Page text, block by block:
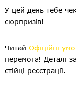
У цей день тебе
сюрпризів!
Читай Офіційні
перемога! Деталі
стійці реєстрації.